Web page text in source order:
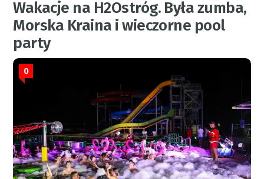
Wakacje na H2Ostróg. Była zumba,
Morska Kraina i wieczorne pool
party
0